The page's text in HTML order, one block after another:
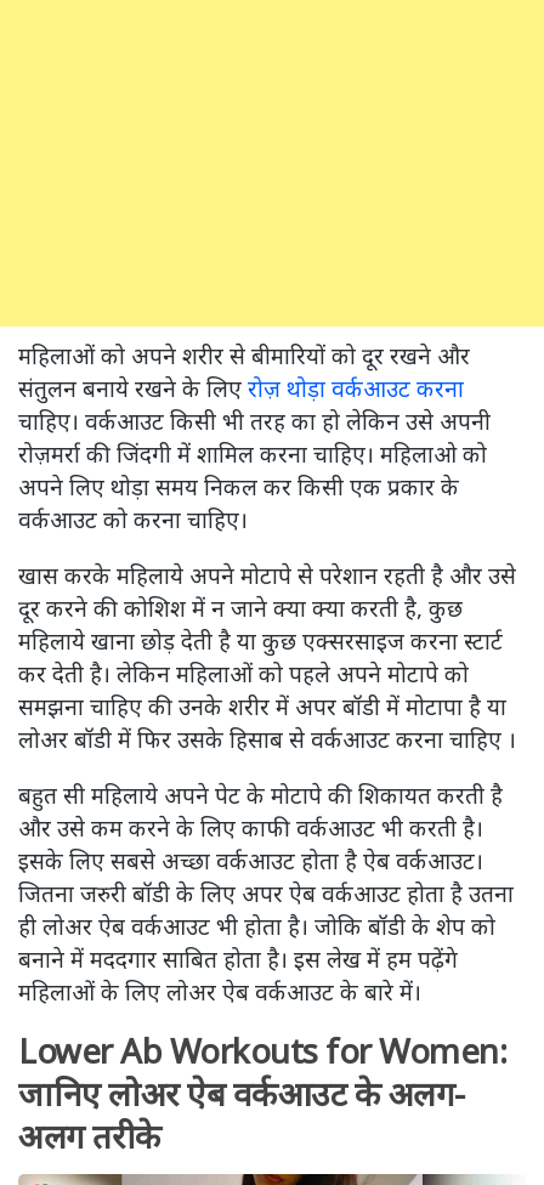
महिलाओं को अपने शरीर से बीमारियों को दूर रखने और
संतुलन बनाये रखने के लिए रोज़ थोड़ा वर्कआउट करना
चाहिए। वर्कआउट किसी भी तरह का हो लेकिन उसे अपनी
रोज़मर्रा की जिंदगी में शामिल करना चाहिए। महिलाओ को
अपने लिए थोड़ा समय निकल कर किसी एक प्रकार के
वर्कआउट को करना चाहिए।
खास करके महिलाये अपने मोटापे से परेशान रहती है और उसे
दूर करने की कोशिश में न जाने क्या क्या करती है, कुछ
महिलाये खाना छोड़ देती है या कुछ एक्सरसाइज करना स्टार्ट
कर देती है। लेकिन महिलाओं को पहले अपने मोटापे को
समझना चाहिए की उनके शरीर में अपर बॉडी में मोटापा है या
लोअर बॉडी में फिर उसके हिसाब से वर्कआउट करना चाहिए ।
बहुत सी महिलाये अपने पेट के मोटापे की शिकायत करती है
और उसे कम करने के लिए काफी वर्कआउट भी करती है।
इसके लिए सबसे अच्छा वर्कआउट होता है ऐब वर्कआउट।
जितना जरुरी बॉडी के लिए अपर ऐब वर्कआउट होता है उतना
ही लोअर ऐब वर्कआउट भी होता है। जोकि बॉडी के शेप को
बनाने में मददगार साबित होता है। इस लेख में हम पढ़ेंगे
महिलाओं के लिए लोअर ऐब वर्कआउट के बारे में।
Lower Ab Workouts for Women:
जानिए लोअर ऐब वर्कआउट के अलग-
अलग तरीके